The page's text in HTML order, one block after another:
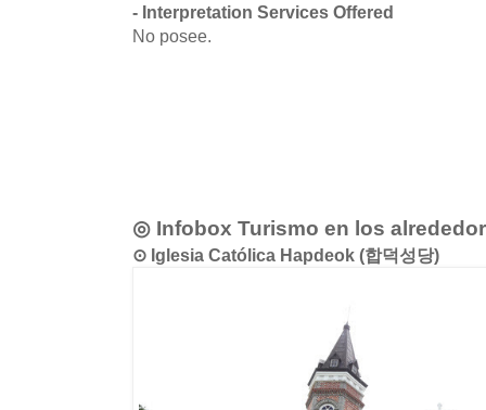
- Interpretation Services Offered
No posee.
◎ Infobox Turismo en los
⊙ Iglesia Católica Hapdeok (합덕성당)